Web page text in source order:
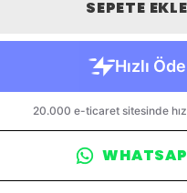
SEPETE EKLE